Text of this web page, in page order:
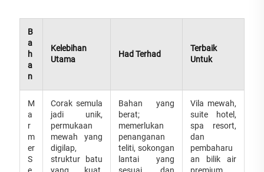
B
a
h
a
n
Kelebihan
Utama
Had Terhad
Terbaik
Untuk
M
a
r
m
er
S
Corak semula
jadi unik,
permukaan
mewah yang
digilap,
struktur batu
Bahan yang
berat;
memerlukan
penanganan
teliti, sokongan
lantai yang
Vila mewah,
suite hotel,
spa resort,
dan
pembaharu
an bilik air